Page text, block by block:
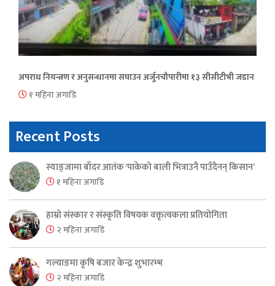
अपराध नियन्त्रण र अनुसन्धानमा सघाउन अर्जुनचौपारीमा १३ सीसीटीभी जडान
१ महिना अगाडि
Recent Posts
स्याङ्जामा बाँदर आतंक ‘पाकेको बाली भित्राउनै पाउँदैनन् किसान’
१ महिना अगाडि
हाम्रो संस्कार र संस्कृति विषयक वक्तृत्वकला प्रतियोगिता
२ महिना अगाडि
गल्याङमा कृषि बजार केन्द्र शुभारम्भ
२ महिना अगाडि